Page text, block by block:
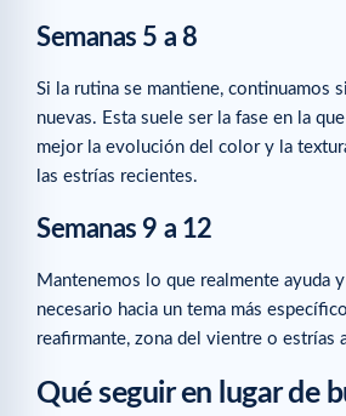
Semanas 5 a 8
Si la rutina se mantiene, continuamos
nuevas. Esta suele ser la fase en la
mejor la evolución del color y la
las estrías recientes.
Semanas 9 a 12
Mantenemos lo que realmente ayuda
necesario hacia un tema más
reafirmante, zona del vientre o estrías
Qué seguir en lugar de